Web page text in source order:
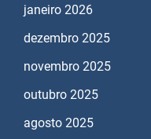
janeiro 2026
dezembro 2025
novembro 2025
outubro 2025
agosto 2025